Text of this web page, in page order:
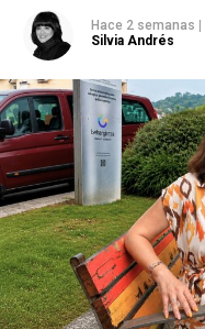
Hace 2 semanas
Silvia Andrés